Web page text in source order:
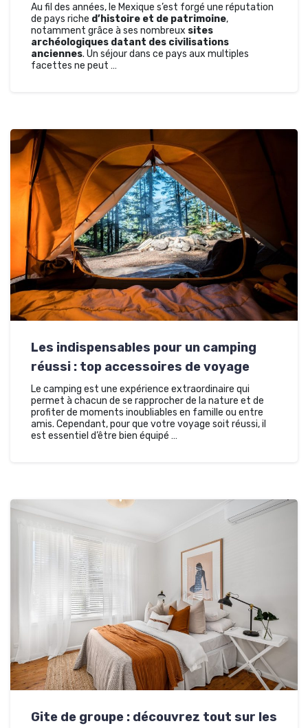
Au fil des années, le Mexique s’est forgé une réputation
de pays riche d’histoire et de patrimoine,
notamment grâce à ses nombreux sites
archéologiques datant des civilisations
anciennes. Un séjour dans ce pays aux multiples
facettes ne peut …
Les indispensables pour un camping
réussi : top accessoires de voyage
Le camping est une expérience extraordinaire qui
permet à chacun de se rapprocher de la nature et de
profiter de moments inoubliables en famille ou entre
amis. Cependant, pour que votre voyage soit réussi, il
est essentiel d’être bien équipé …
Gite de groupe : découvrez tout sur les